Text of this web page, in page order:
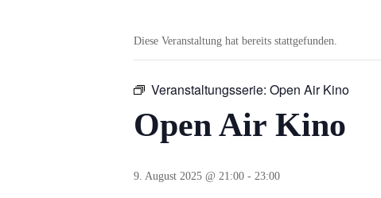
Diese Veranstaltung hat bereits stattgefunden.
Veranstaltungsserie: Open Air Kino
Open Air Kino
9. August 2025 @ 21:00 - 23:00